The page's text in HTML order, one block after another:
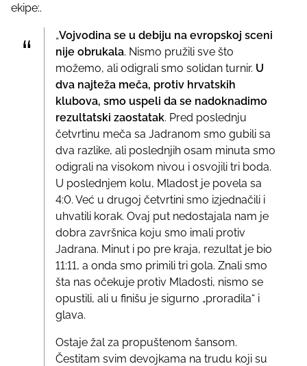
ekipe:.
„Vojvodina se u debiju na evropskoj sceni
nije obrukala. Nismo pružili sve što
možemo, ali odigrali smo solidan turnir. U
dva najteža meča, protiv hrvatskih
klubova, smo uspeli da se nadoknadimo
rezultatski zaostatak. Pred poslednju
četvrtinu meča sa Jadranom smo gubili sa
dva razlike, ali poslednjih osam minuta smo
odigrali na visokom nivou i osvojili tri boda.
U poslednjem kolu, Mladost je povela sa
4:0. Već u drugoj četvrtini smo izjednačili i
uhvatili korak. Ovaj put nedostajala nam je
dobra završnica koju smo imali protiv
Jadrana. Minut i po pre kraja, rezultat je bio
11:11, a onda smo primili tri gola. Znali smo
šta nas očekuje protiv Mladosti, nismo se
opustili, ali u finišu je sigurno „proradila“ i
glava.
Ostaje žal za propuštenom šansom.
Čestitam svim devojkama na trudu koji su